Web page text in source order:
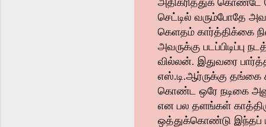
அதிகரித்துக் கொண்டே
செட்டில் வரும்போதே
கெளதம் கார்த்திக்கை
அவருக்கு
வில்லன். இதுவரை
எஸ்.டி.ஆர்ருக்கு தங்கை
கொண்ட ஒரே நடிகை
என பல தளங்கள்
ஒத்துக்கொண்டு இந்தப்